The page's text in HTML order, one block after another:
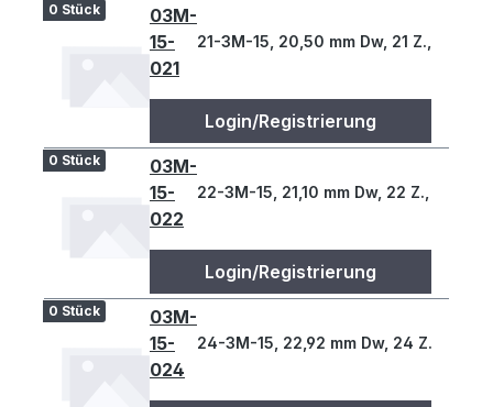
0 Stück
03M-
15-
021
21-3M-15, 20,50 mm Dw, 21 Z., 3 T
Login/Registrierung
0 Stück
03M-
15-
022
22-3M-15, 21,10 mm Dw, 22 Z., 3 T
Login/Registrierung
0 Stück
03M-
15-
024
24-3M-15, 22,92 mm Dw, 24 Z., 3 T